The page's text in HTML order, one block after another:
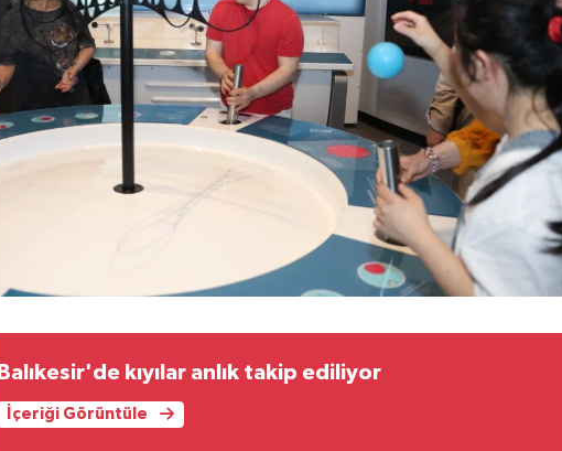
Balıkesir'de kıyılar anlık takip ediliyor
İçeriği Görüntüle